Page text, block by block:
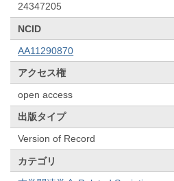
24347205
NCID
AA11290870
アクセス権
open access
出版タイプ
Version of Record
カテゴリ